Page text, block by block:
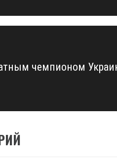
чемпионом